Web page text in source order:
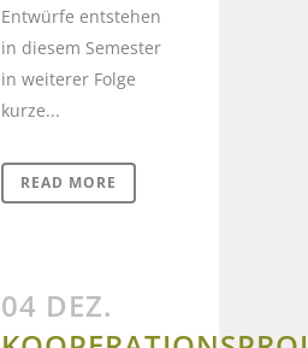
Entwürfe entstehen
in diesem Semester
in weiterer Folge
kurze...
READ MORE
04 DEZ.